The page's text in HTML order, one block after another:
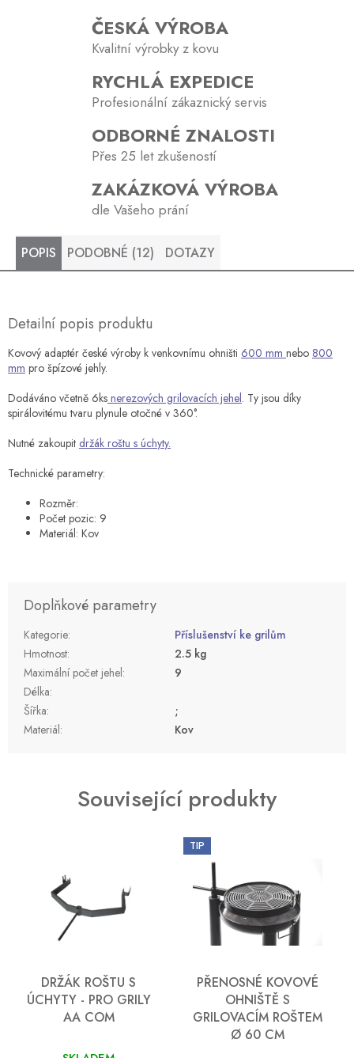
ČESKÁ VÝROBA
Kvalitní výrobky z kovu
RYCHLÁ EXPEDICE
Profesionální zákaznický servis
ODBORNÉ ZNALOSTI
Přes 25 let zkušeností
ZAKÁZKOVÁ VÝROBA
dle Vašeho prání
POPIS PODOBNÉ (12) DOTAZY
Detailní popis produktu
Kovový adaptér české výroby k venkovnímu ohništi 600 mm nebo 800
mm pro špízové jehly.
Dodáváno včetně 6ks nerezových grilovacích jehel. Ty jsou díky
spirálovitému tvaru plynule otočné v 360°.
Nutné zakoupit držák roštu s úchyty.
Technické parametry:
Rozměr:
Počet pozic: 9
Materiál: Kov
Doplňkové parametry
Kategorie:
Příslušenství ke grilům
Hmotnost:
2.5 kg
Maximální počet jehel:
9
Délka:
Šířka:
;
Materiál: Kov
Související produkty
DRŽÁK ROŠTU S
ÚCHYTY - PRO GRILY
AA COM
TIP
PŘENOSNÉ KOVOVÉ
OHNIŠTĚ S
GRILOVACÍM ROŠTEM
Ø 60 CM